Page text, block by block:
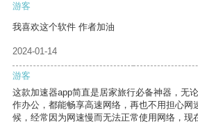
游客
我喜欢这个软件 作者加油
2024-01-14
游客
这款加速器app简直是居家旅行必备神器，无
作办公，都能畅享高速网络，再也不用担心网
候，经常因为网速慢而无法正常使用网络，现